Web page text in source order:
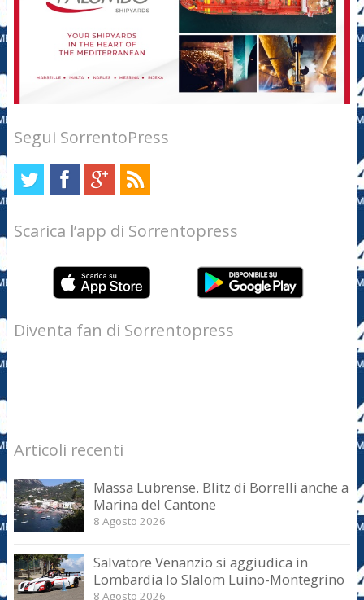
Segui SorrentoPress
Scarica l’app di Sorrentopress
Diventa fan di Sorrentopress
Articoli recenti
Massa Lubrense. Blitz di Borrelli anche a
Marina del Cantone
8 Agosto 2026
Salvatore Venanzio si aggiudica in
Lombardia lo Slalom Luino-Montegrino
8 Agosto 2026